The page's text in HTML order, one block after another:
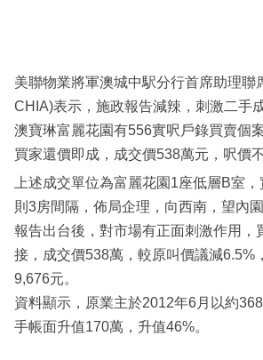
區
美聯物業將軍澳城中駅分行首席助理聯
CHIA)表示，施政報告減辣，刺激二手
澳寶琳富麗花園有556實呎戶錄買賣個
買家還價即成，成交價538萬元，呎價
上述成交單位為富麗花園1座低層B室
則3房間隔，佈局企理，向西南，望內
報告出台後，對市場有正面刺激作用，
接，成交價538萬，較原叫價議減6.5%
9,676元。
資料顯示，原業主於2012年6月以約
手帳面升值170萬，升值46%。